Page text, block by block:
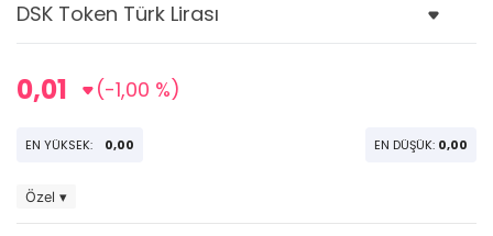
0,01 (-1,00 %)
EN YÜKSEK: 0,00 EN DÜŞÜK: 0,00
Özel ▾